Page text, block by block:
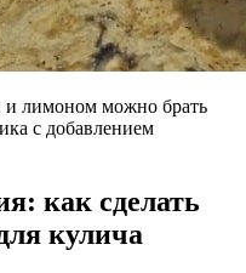
и лимоном можно брать
с добавлением
как сделать
кулича